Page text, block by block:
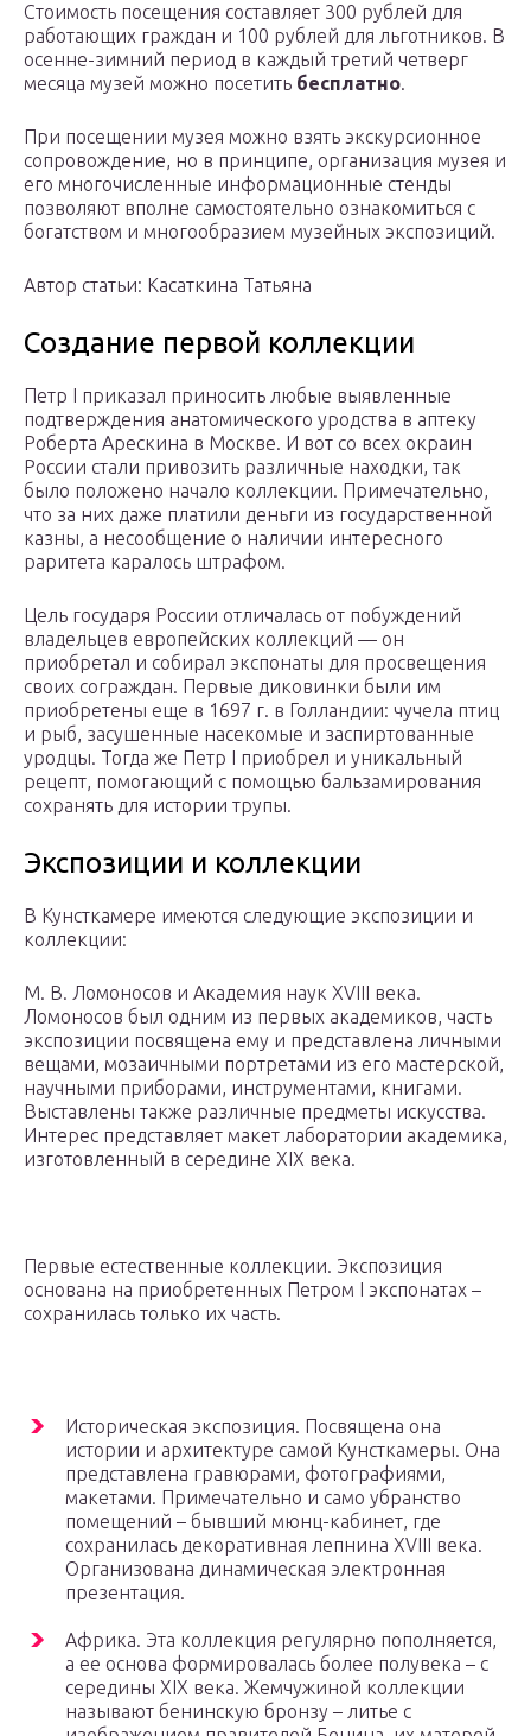
Стоимость посещения составляет 300 рублей для
работающих граждан и 100 рублей для льготников. В
осенне-зимний период в каждый третий четверг
месяца музей можно посетить бесплатно.
При посещении музея можно взять экскурсионное
сопровождение, но в принципе, организация музея и
его многочисленные информационные стенды
позволяют вполне самостоятельно ознакомиться с
богатством и многообразием музейных экспозиций.
Автор статьи: Касаткина Татьяна
Создание первой коллекции
Петр I приказал приносить любые выявленные
подтверждения анатомического уродства в аптеку
Роберта Арескина в Москве. И вот со всех окраин
России стали привозить различные находки, так
было положено начало коллекции. Примечательно,
что за них даже платили деньги из государственной
казны, а несообщение о наличии интересного
раритета каралось штрафом.
Цель государя России отличалась от побуждений
владельцев европейских коллекций — он
приобретал и собирал экспонаты для просвещения
своих сограждан. Первые диковинки были им
приобретены еще в 1697 г. в Голландии: чучела птиц
и рыб, засушенные насекомые и заспиртованные
уродцы. Тогда же Петр I приобрел и уникальный
рецепт, помогающий с помощью бальзамирования
сохранять для истории трупы.
Экспозиции и коллекции
В Кунсткамере имеются следующие экспозиции и
коллекции:
М. В. Ломоносов и Академия наук XVIII века.
Ломоносов был одним из первых академиков, часть
экспозиции посвящена ему и представлена личными
вещами, мозаичными портретами из его мастерской,
научными приборами, инструментами, книгами.
Выставлены также различные предметы искусства.
Интерес представляет макет лаборатории академика,
изготовленный в середине XIX века.
Первые естественные коллекции. Экспозиция
основана на приобретенных Петром I экспонатах –
сохранилась только их часть.
Историческая экспозиция. Посвящена она
истории и архитектуре самой Кунсткамеры. Она
представлена гравюрами, фотографиями,
макетами. Примечательно и само убранство
помещений – бывший мюнц-кабинет, где
сохранилась декоративная лепнина XVIII века.
Организована динамическая электронная
презентация.
Африка. Эта коллекция регулярно пополняется,
а ее основа формировалась более полувека – с
середины XIX века. Жемчужиной коллекции
называют бенинскую бронзу – литье с